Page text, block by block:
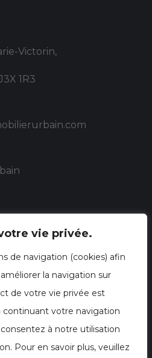
vie privée.
de navigation (cookies) afin
la navigation sur
de votre vie privée est
continuant votre navigation
à notre utilisation
Pour en savoir plus, veuillez
Victorin,
1R3